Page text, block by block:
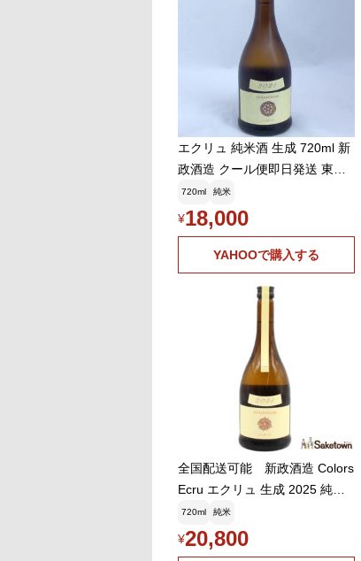
エクリュ 純米酒 生成 720ml 新
政酒造 クール便即日発送 東北
秋田県 新正 あらまさ きなり フ
ルーティー 発砲感 日本酒 地酒
四合瓶 小瓶
720ml 純米
¥18,000
YAHOOで購入する
全国配送可能 新政酒造 Colors
Ecru エクリュ 生成 2025 純米
酒 日本酒 13% 720ml 箱無し(2
026年3月製造・2026年4月出
720ml 純米
¥20,800